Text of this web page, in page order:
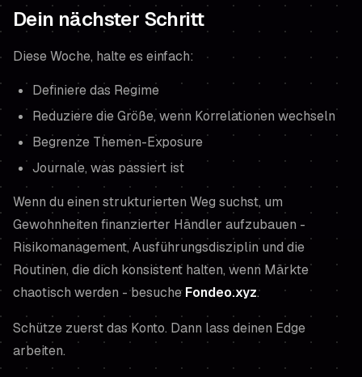
Dein nächster Schritt
Diese Woche, halte es einfach:
Definiere das Regime
Reduziere die Größe, wenn Korrelationen wechseln
Begrenze Themen-Exposure
Journale, was passiert ist
Wenn du einen strukturierten Weg suchst, um
Gewohnheiten finanzierter Händler aufzubauen -
Risikomanagement, Ausführungsdisziplin und die
Routinen, die dich konsistent halten, wenn Märkte
chaotisch werden - besucheFondeo.xyz.
Schütze zuerst das Konto. Dann lass deinen Edge
arbeiten.